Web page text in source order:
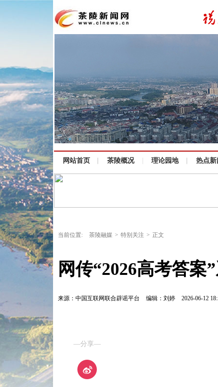
网站首页 茶陵概况 理论园地 热点新
当前位置: 茶陵融媒 > 特别关注 > 正文
网传“2026高考答案
来源：中国互联网联合辟谣平台 编辑：刘婷 2026-06-12
—分享—